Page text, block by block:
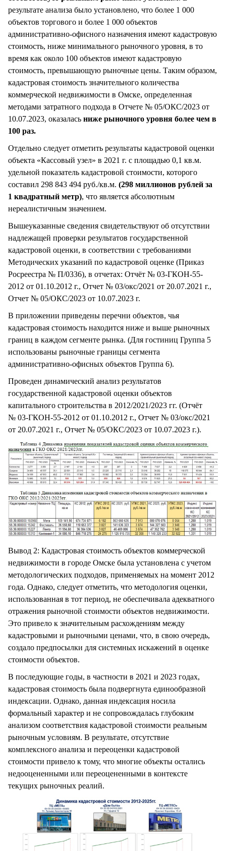
результате анализа было установлено, что более 1 000
объектов торгового и более 1 000 объектов
административно-офисного назначения имеют кадастровую
стоимость, ниже минимального рыночного уровня, в то
время как около 100 объектов имеют кадастровую
стоимость, превышающую рыночные цены. Таким образом,
кадастровая стоимость значительного количества
коммерческой недвижимости в Омске, определенная
методами затратного подхода в Отчете № 05/ОКС/2023 от
10.07.2023, оказалась ниже рыночного уровня более чем в
100 раз.
Отдельно следует отметить результаты кадастровой оценки
объекта «Кассовый узел» в 2021 г. с площадью 0,1 кв.м.
удельной показатель кадастровой стоимости, которого
составил 298 843 494 руб./кв.м. (298 миллионов рублей за
1 квадратный метр), что является абсолютным
нереалистичным значением.
Вышеуказанные сведения свидетельствуют об отсутствии
надлежащей проверки результатов государственной
кадастровой оценки, в соответствии с требованиями
Методических указаний по кадастровой оценке (Приказ
Росреестра № П/0336), в отчетах: Отчёт № 03-ГКОН-55-
2012 от 01.10.2012 г., Отчет № 03/окс/2021 от 20.07.2021 г.,
Отчет № 05/ОКС/2023 от 10.07.2023 г.
В приложении приведены перечни объектов, чья
кадастровая стоимость находится ниже и выше рыночных
границ в каждом сегменте рынка. (Для гостиниц Группа 5
использованы рыночные границы сегмента
административно-офисных объектов Группа 6).
Проведен динамический анализ результатов
государственной кадастровой оценки объектов
капитального строительства в 2012/2021/2023 гг. (Отчёт
№ 03-ГКОН-55-2012 от 01.10.2012 г., Отчет № 03/окс/2021
от 20.07.2021 г., Отчет № 05/ОКС/2023 от 10.07.2023 г.).
Вывод 2: Кадастровая стоимость объектов коммерческой
недвижимости в городе Омске была установлена с учетом
методологических подходов, применяемых на момент 2012
года. Однако, следует отметить, что методология оценки,
использованная в тот период, не обеспечивала адекватного
отражения рыночной стоимости объектов недвижимости.
Это привело к значительным расхождениям между
кадастровыми и рыночными ценами, что, в свою очередь,
создало предпосылки для системных искажений в оценке
стоимости объектов.
В последующие годы, в частности в 2021 и 2023 годах,
кадастровая стоимость была подвергнута единообразной
индексации. Однако, данная индексация носила
формальный характер и не сопровождалась глубоким
анализом соответствия кадастровой стоимости реальным
рыночным условиям. В результате, отсутствие
комплексного анализа и переоценки кадастровой
стоимости привело к тому, что многие объекты остались
недооцененными или переоцененными в контексте
текущих рыночных реалий.